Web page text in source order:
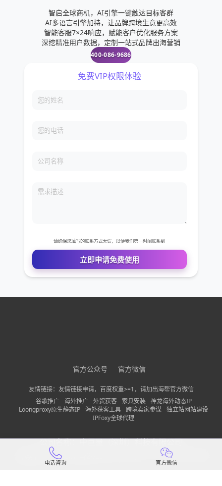
智启全球商机，AI引擎一键触达目标客群
AI多语言引擎加持，让品牌跨境生意更高效
智能客服7×24响应，赋能客户优化服务方案
深挖精准用户数据，定制一站式品牌出海营销
400-086-9686
公司名称
官方公众号 官方微信
友情链接：友情链接申请，百度权重>=1，请加出海帮官方微信
谷歌推广
海外推广 外贸获客 家具安装
神龙海外动态IP
Loongproxy原生静态IP 海外获客工具 跨境卖家参谋 独立站网站建设
IPFoxy全球代理
公司名称：中巨量（深圳）科技有限公司
备案信息：粤ICP备2022150197号-13 隐私政策
电话咨询 官方微信